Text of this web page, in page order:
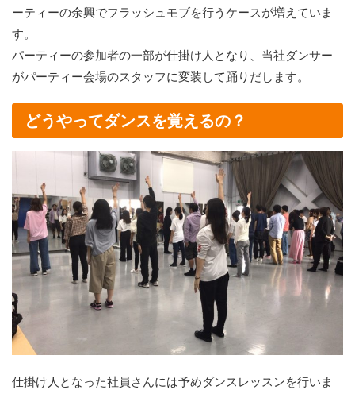
ーティーの余興でフラッシュモブを行うケースが増えていま
す。
パーティーの参加者の一部が仕掛け人となり、当社ダンサー
がパーティー会場のスタッフに変装して踊りだします。
どうやってダンスを覚えるの？
仕掛け人となった社員さんには予めダンスレッスンを行いま